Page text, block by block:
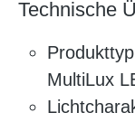
Technische
MultiLux